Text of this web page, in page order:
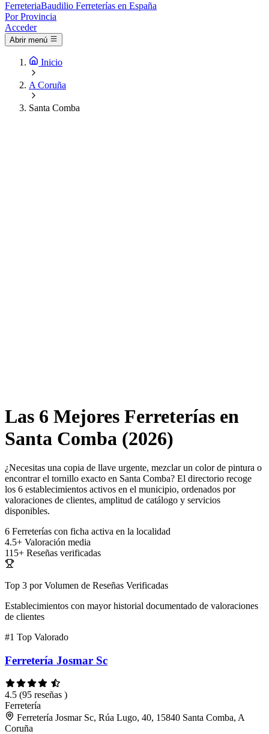
FerreteriaBaudilio Ferreterías en España
Por Provincia
Acceder
Abrir menú
Inicio
A Coruña
Santa Comba
Las 6 Mejores Ferreterías en
Santa Comba (2026)
¿Necesitas una copia de llave urgente, mezclar un color de pintura o
encontrar el tornillo exacto en Santa Comba? El directorio recoge
los 6 establecimientos activos en el municipio, ordenados por
valoraciones de clientes, amplitud de catálogo y servicios
disponibles.
6 Ferreterías con ficha activa en la localidad
4.5+ Valoración media
115+ Reseñas verificadas
Top 3 por Volumen de Reseñas Verificadas
Establecimientos con mayor historial documentado de valoraciones
de clientes
#1 Top Valorado
Ferretería Josmar Sc
4.5 (95 reseñas )
Ferretería
Ferretería Josmar Sc, Rúa Lugo, 40, 15840 Santa Comba, A
Coruña